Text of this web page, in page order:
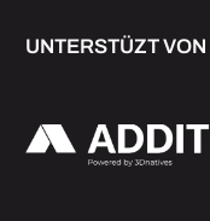
UNTERSTÜZT VON